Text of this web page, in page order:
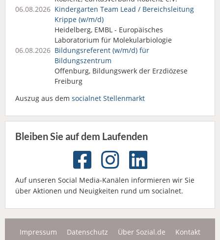
06.08.2026 Kindergarten Team Lead / Bereichsleitung
Krippe (w/m/d)
Heidelberg, EMBL - Europäisches
Laboratorium für Molekularbiologie
06.08.2026 Bildungsreferent (w/m/d) für
Bildungszentrum
Offenburg, Bildungswerk der Erzdiözese
Freiburg
Auszug aus dem socialnet Stellenmarkt
Bleiben Sie auf dem Laufenden
Auf unseren Social Media-Kanälen informieren wir Sie
über Aktionen und Neuigkeiten rund um socialnet.
Impressum Datenschutz Über Sozial.de Kontakt